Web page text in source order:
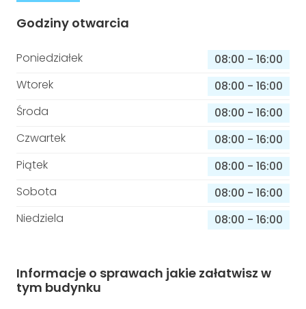
Godziny otwarcia
Poniedziałek 08:00 - 16:00
Wtorek
08:00 - 16:00
Środa
08:00 - 16:00
Czwartek
08:00 - 16:00
Piątek
08:00 - 16:00
Sobota
08:00 - 16:00
Niedziela
08:00 - 16:00
Informacje o sprawach jakie załatwisz w
tym budynku